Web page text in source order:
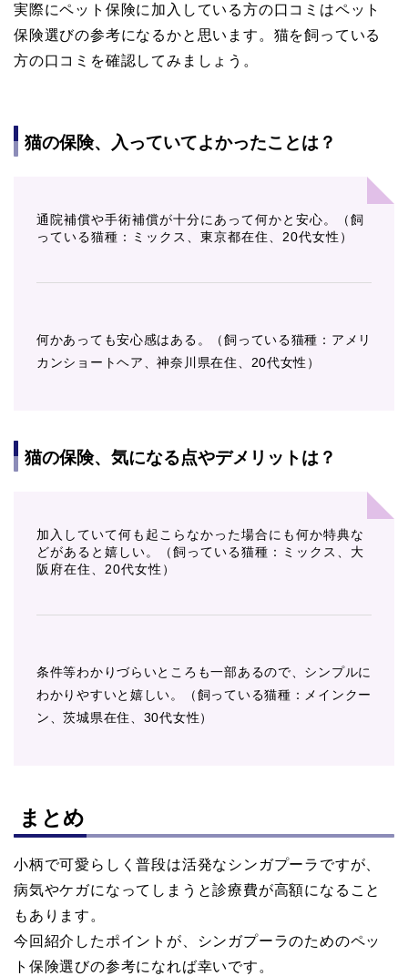
実際にペット保険に加入している方の口コミはペット
保険選びの参考になるかと思います。猫を飼っている
方の口コミを確認してみましょう。
猫の保険、入っていてよかったことは？
通院補償や手術補償が十分にあって何かと安心。（飼
っている猫種：ミックス、東京都在住、20代女性）
何かあっても安心感はある。（飼っている猫種：アメリ
カンショートヘア、神奈川県在住、20代女性）
猫の保険、気になる点やデメリットは？
加入していて何も起こらなかった場合にも何か特典な
どがあると嬉しい。（飼っている猫種：ミックス、大
阪府在住、20代女性）
条件等わかりづらいところも一部あるので、シンプルに
わかりやすいと嬉しい。（飼っている猫種：メインクー
ン、茨城県在住、30代女性）
まとめ
小柄で可愛らしく普段は活発なシンガプーラですが、
病気やケガになってしまうと診療費が高額になること
もあります。
今回紹介したポイントが、シンガプーラのためのペッ
ト保険選びの参考になれば幸いです。